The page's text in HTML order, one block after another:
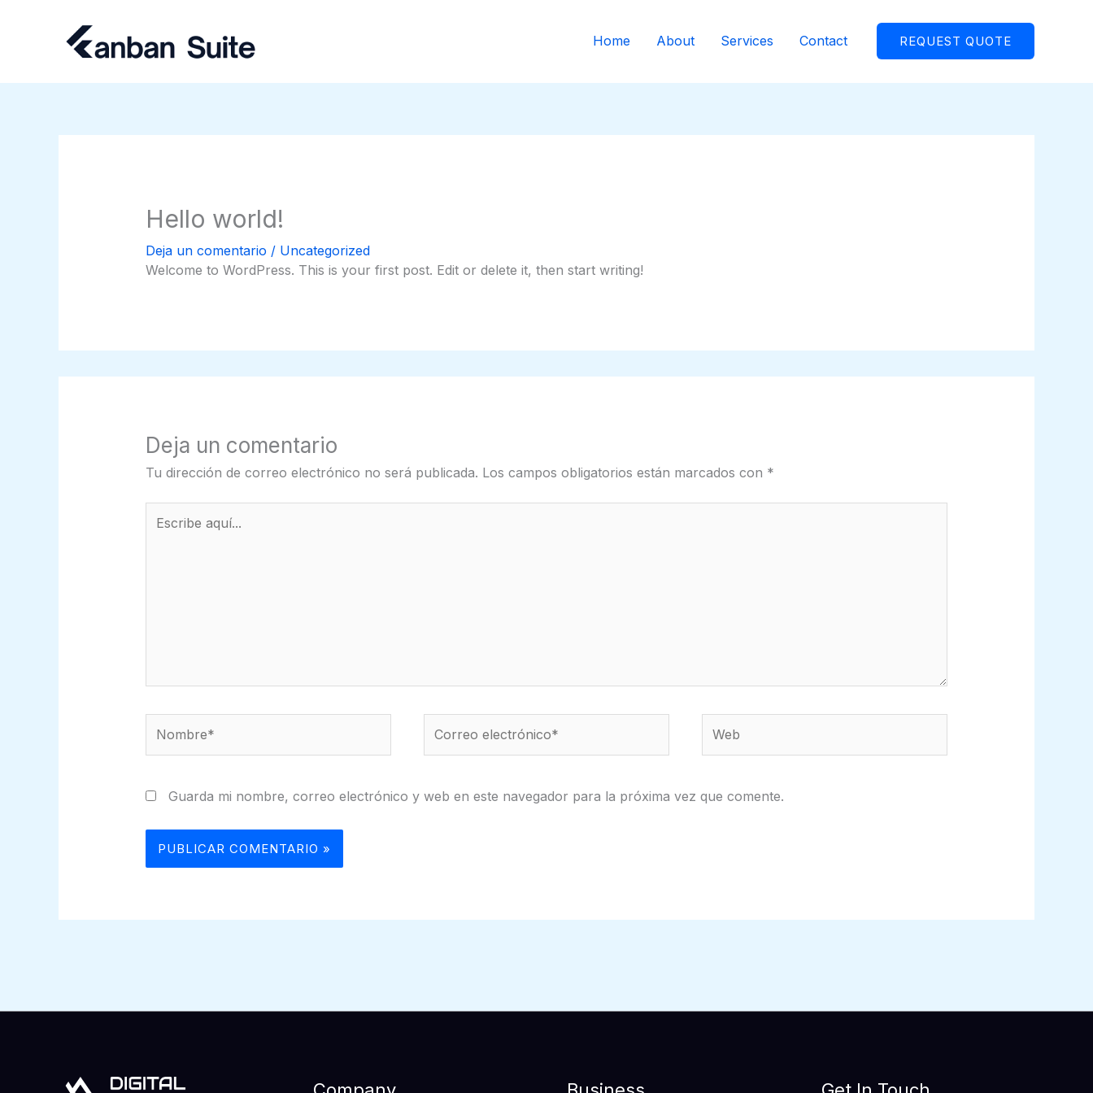
Home About Services Contact REQUEST QUOTE
Hello world!
Deja un comentario / Uncategorized
Welcome to WordPress. This is your first post. Edit or delete it, then start writing!
Deja un comentario
Tu dirección de correo electrónico no será publicada. Los campos obligatorios están marcados con *
aquí...
electrónico*
Guarda mi nombre, correo electrónico y web en este navegador para la próxima vez que comente.